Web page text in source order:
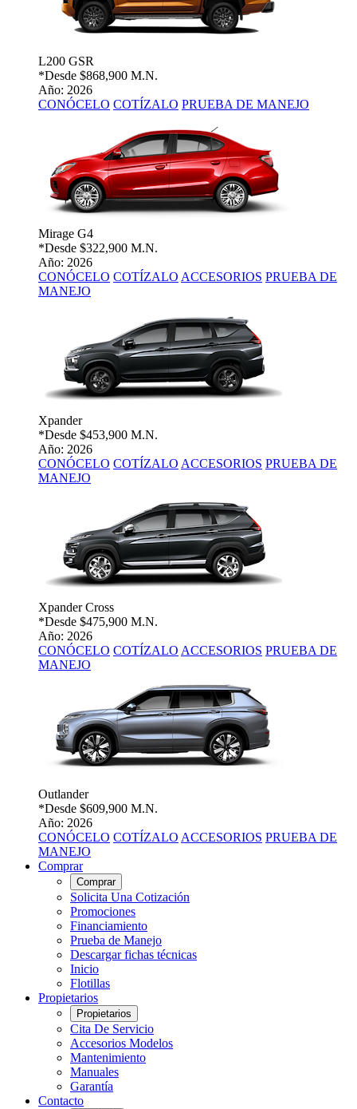
L200 GSR
*Desde $868,900 M.N.
Año: 2026
CONÓCELO COTÍZALO PRUEBA DE MANEJO
Mirage G4
*Desde $322,900 M.N.
Año: 2026
CONÓCELO COTÍZALO ACCESORIOS PRUEBA DE
MANEJO
Xpander
*Desde $453,900 M.N.
Año: 2026
CONÓCELO COTÍZALO ACCESORIOS PRUEBA DE
MANEJO
Xpander Cross
*Desde $475,900 M.N.
Año: 2026
CONÓCELO COTÍZALO ACCESORIOS PRUEBA DE
MANEJO
Outlander
*Desde $609,900 M.N.
Año: 2026
CONÓCELO COTÍZALO ACCESORIOS PRUEBA DE
MANEJO
Comprar
Comprar
Solicita Una Cotización
Promociones
Financiamiento
Prueba de Manejo
Descargar fichas técnicas
Inicio
Flotillas
Propietarios
Propietarios
Cita De Servicio
Accesorios Modelos
Mantenimiento
Manuales
Garantía
Contacto